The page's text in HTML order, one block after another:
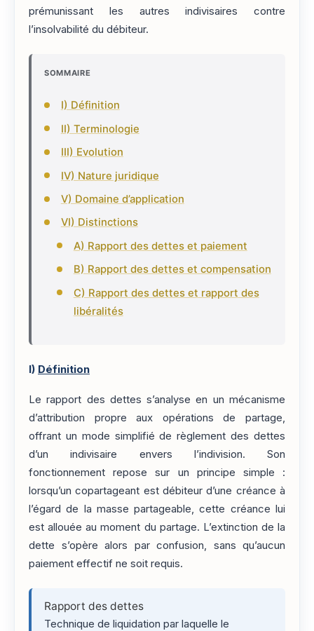
prémunissant les autres indivisaires contre
l’insolvabilité du débiteur.
SOMMAIRE
I) Définition
II) Terminologie
III) Evolution
IV) Nature juridique
V) Domaine d’application
VI) Distinctions
A) Rapport des dettes et paiement
B) Rapport des dettes et compensation
C) Rapport des dettes et rapport des
libéralités
I) Définition
Le rapport des dettes s’analyse en un mécanisme
d’attribution propre aux opérations de partage,
offrant un mode simplifié de règlement des dettes
d’un indivisaire envers l’indivision. Son
fonctionnement repose sur un principe simple :
lorsqu’un copartageant est débiteur d’une créance à
l’égard de la masse partageable, cette créance lui
est allouée au moment du partage. L’extinction de la
dette s’opère alors par confusion, sans qu’aucun
paiement effectif ne soit requis.
Rapport des dettes
Technique de liquidation par laquelle le